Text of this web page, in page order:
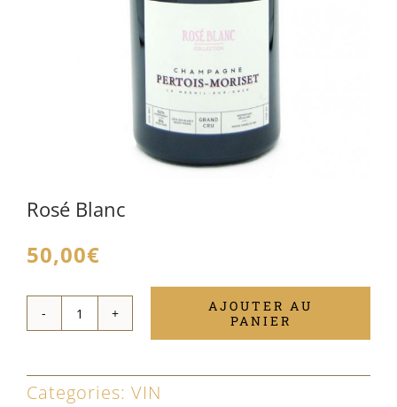
Rosé Blanc
50,00€
quantité
Rosé
AJOUTER AU
PANIER
Categories: VIN